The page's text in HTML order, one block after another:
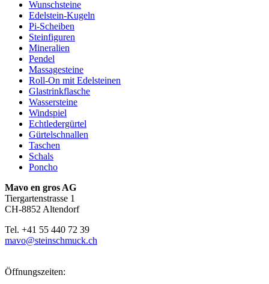
Wunschsteine
Edelstein-Kugeln
Pi-Scheiben
Steinfiguren
Mineralien
Pendel
Massagesteine
Roll-On mit Edelsteinen
Glastrinkflasche
Wassersteine
Windspiel
Echtledergürtel
Gürtelschnallen
Taschen
Schals
Poncho
Mavo en gros AG
Tiergartenstrasse 1
CH-8852 Altendorf
Tel. +41 55 440 72 39
mavo@steinschmuck.ch
Öffnungszeiten: